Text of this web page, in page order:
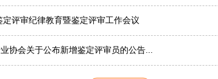
评审纪律教育暨鉴定评审工作会议
协会关于公布新增鉴定评审员的公告...